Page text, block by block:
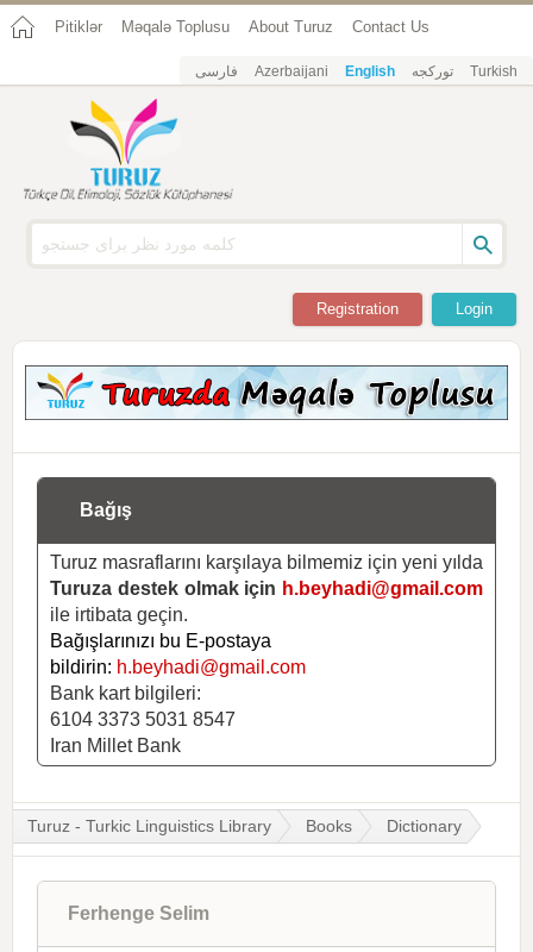
Pitiklər Məqalə Toplusu About Turuz Contact Us
فارسی Azerbaijani English تورکجه Turkish
Login
Registration
Bağış
Turuz masraflarını karşılaya bilmemiz için yeni yılda
Turuza destek olmak için h.beyhadi@gmail.com
ile irtibata geçin.
Bağışlarınızı bu E-postaya
bildirin: h.beyhadi@gmail.com
Bank kart bilgileri:
6104 3373 5031 8547
Iran Millet Bank
Turuz - Turkic Linguistics Library Books Dictionary
Ferhenge Selim